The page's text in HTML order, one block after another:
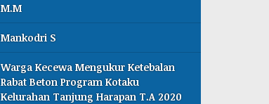
M.M
Mankodri S
Warga Kecewa Mengukur Ketebalan
Rabat Beton Program Kotaku
Kelurahan Tanjung Harapan T.A 2020